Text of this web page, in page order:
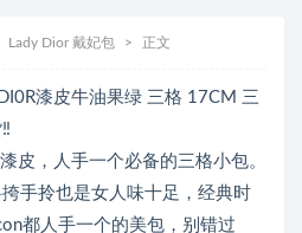
Lady Dior 戴妃包 正文
漆皮牛油果绿 三格 17CM 三
皮，人手一个必备的三格小包。
手拎也是女人味十足，经典时
都人手一个的美包，别错过